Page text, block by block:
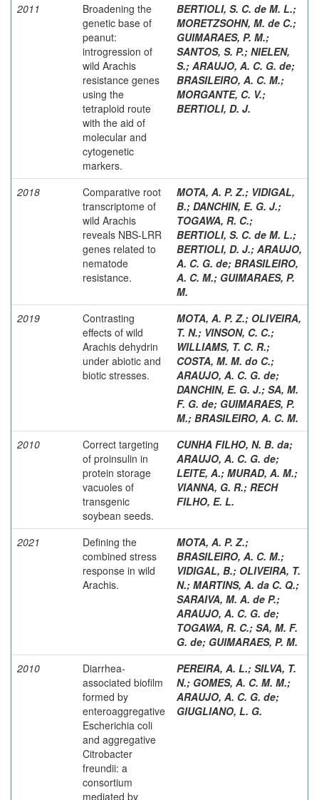
2011
Broadening the
genetic base of
peanut:
introgression of
wild Arachis
resistance genes
using the
tetraploid route
with the aid of
molecular and
cytogenetic
markers.
BERTIOLI, S. C. de M. L.;
MORETZSOHN, M. de C.;
GUIMARAES, P. M.;
SANTOS, S. P.; NIELEN,
S.; ARAUJO, A. C. G. de;
BRASILEIRO, A. C. M.;
MORGANTE, C. V.;
BERTIOLI, D. J.
2018
Comparative root
transcriptome of
wild Arachis
reveals NBS-LRR
genes related to
nematode
resistance.
MOTA, A. P. Z.; VIDIGAL,
B.; DANCHIN, E. G. J.;
TOGAWA, R. C.;
BERTIOLI, S. C. de M. L.;
BERTIOLI, D. J.; ARAUJO,
A. C. G. de; BRASILEIRO,
A. C. M.; GUIMARAES, P.
M.
2019
Contrasting
effects of wild
Arachis dehydrin
under abiotic and
biotic stresses.
MOTA, A. P. Z.; OLIVEIRA,
T. N.; VINSON, C. C.;
WILLIAMS, T. C. R.;
COSTA, M. M. do C.;
ARAUJO, A. C. G. de;
DANCHIN, E. G. J.; SA, M.
F. G. de; GUIMARAES, P.
M.; BRASILEIRO, A. C. M.
2010
Correct targeting
of proinsulin in
protein storage
vacuoles of
transgenic
soybean seeds.
CUNHA FILHO, N. B. da;
ARAUJO, A. C. G. de;
LEITE, A.; MURAD, A. M.;
VIANNA, G. R.; RECH
FILHO, E. L.
2021
Defining the
combined stress
response in wild
Arachis.
MOTA, A. P. Z.;
BRASILEIRO, A. C. M.;
VIDIGAL, B.; OLIVEIRA, T.
N.; MARTINS, A. da C. Q.;
SARAIVA, M. A. de P.;
ARAUJO, A. C. G. de;
TOGAWA, R. C.; SA, M. F.
G. de; GUIMARAES, P. M.
2010
Diarrhea-
associated biofilm
formed by
enteroaggregative
Escherichia coli
and aggregative
Citrobacter
freundii: a
consortium
mediated by
PEREIRA, A. L.; SILVA, T.
N.; GOMES, A. C. M. M.;
ARAUJO, A. C. G. de;
GIUGLIANO, L. G.